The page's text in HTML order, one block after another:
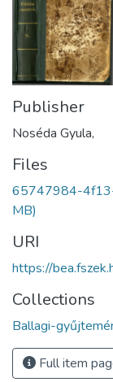
Publisher
Noséda Gyula,
Files
65747984-
MB)
URI
https://
Collections
Ballagi-
Full item